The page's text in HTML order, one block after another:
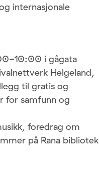
internasjonale
10:00 i gågata
Helgeland,
til gratis og
for samfunn og
foredrag om
på Rana bibliotek